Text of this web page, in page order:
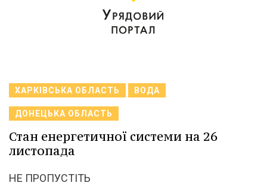
ХАРКІВСЬКА ОБЛАСТЬ ВОДА
ДОНЕЦЬКА ОБЛАСТЬ
Стан енергетичної системи на 26
листопада
НЕ ПРОПУСТІТЬ